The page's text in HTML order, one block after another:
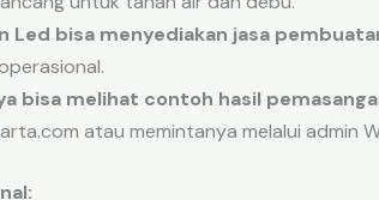
Led bisa menyediakan jasa
bisa melihat contoh hasil
atau memintanya melalui admin